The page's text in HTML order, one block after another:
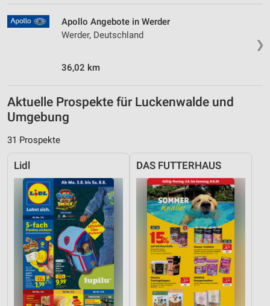
❯
Apollo Angebote in Werder
Werder, Deutschland
36,02 km
Aktuelle Prospekte für Luckenwalde und
Umgebung
31 Prospekte
Lidl DAS FUTTERHAUS